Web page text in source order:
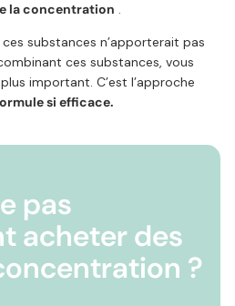
la concentration .
ces substances n’apporterait pas
ces substances, vous
important. C’est l’approche
si efficace.
pas
acheter des
?